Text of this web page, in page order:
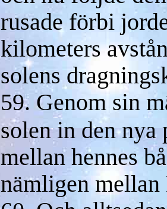
rusade förbi
kilometers
solens
59. Genom sin
solen in den nya
mellan hennes
nämligen